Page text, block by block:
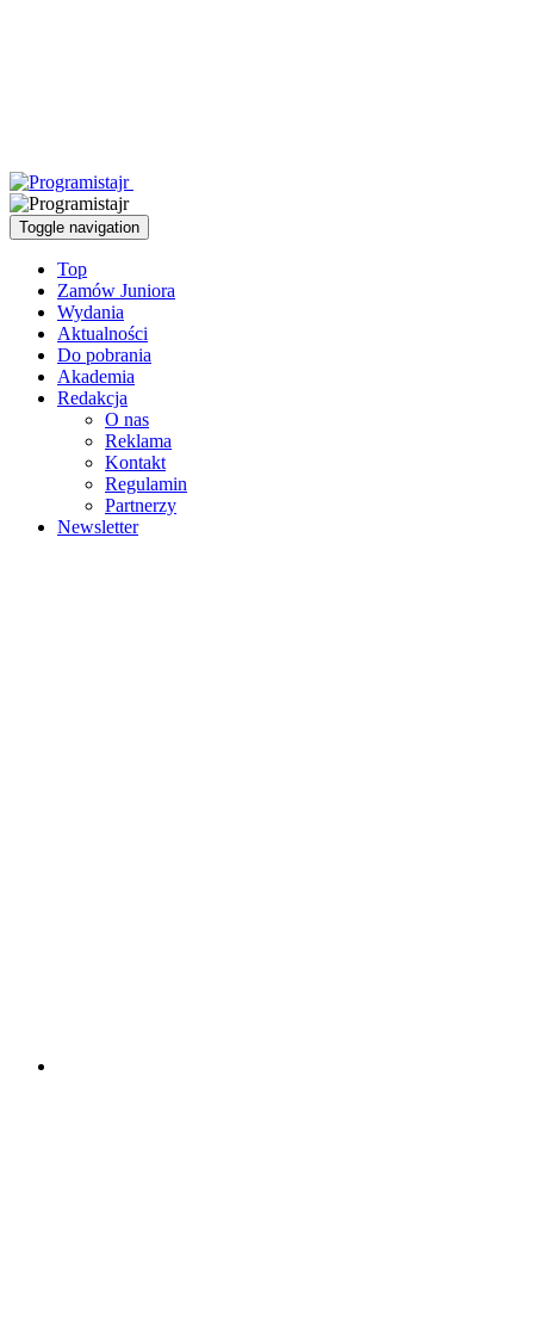
Toggle navigation
Top
Zamów Juniora
Wydania
Aktualności
Do pobrania
Akademia
Redakcja
O nas
Reklama
Kontakt
Regulamin
Partnerzy
Newsletter